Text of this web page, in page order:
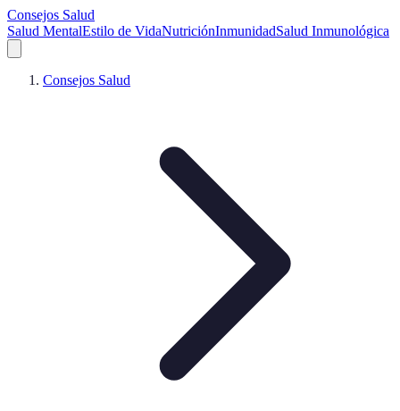
Consejos Salud
Salud MentalEstilo de VidaNutriciónInmunidadSalud Inmunológica
Consejos Salud